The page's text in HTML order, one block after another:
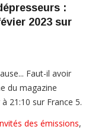
:
2023 sur
Faut-il avoir
du magazine
21:10 sur France 5.
des émissions,